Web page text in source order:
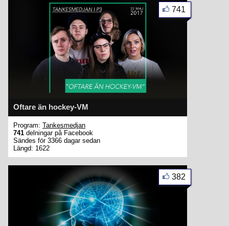
Oftare än hockey-VM
741
Program: Tankesmedjan
741 delningar på Facebook
Sändes för 3366 dagar sedan
Längd: 1622
382